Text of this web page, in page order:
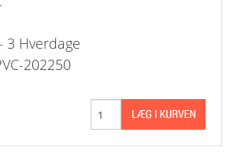
3 Hverdage
202250